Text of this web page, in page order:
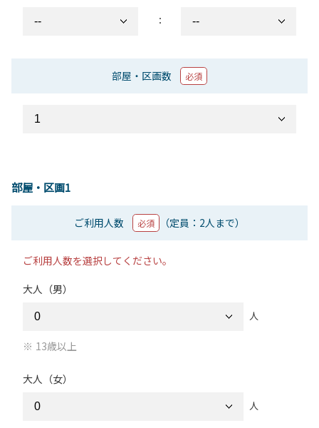
：
部屋・区画数 必須
部屋・区画1
ご利用人数 必須 （定員：2人まで）
ご利用人数を選択してください。
大人（男）
人
13歳以上
大人（女）
人